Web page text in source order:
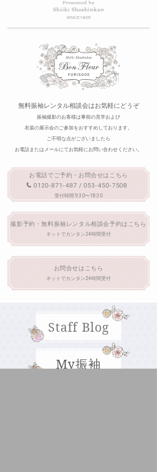
無料振袖レンタル相談会はお気軽にどうぞ
振袖撮影のお客様は事前の見学および
衣装の展示会のご参加をおすすめしております。
ご不明な点がございましたら
お電話またはメールにてお気軽にお問い合わせください。
お電話でご予約・お問合せはこちら
0120-871-487 / 053-450-7508
受付時間 9:30〜18:30
撮影予約・無料振袖レンタル相談会予約はこちら
ネットでカンタン24時間受付
お問合せはこちら
ネットでカンタン24時間受付
Staff Blog
My振袖